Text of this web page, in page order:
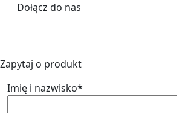
Dołącz do nas
Zapytaj o produkt
Imię i nazwisko*